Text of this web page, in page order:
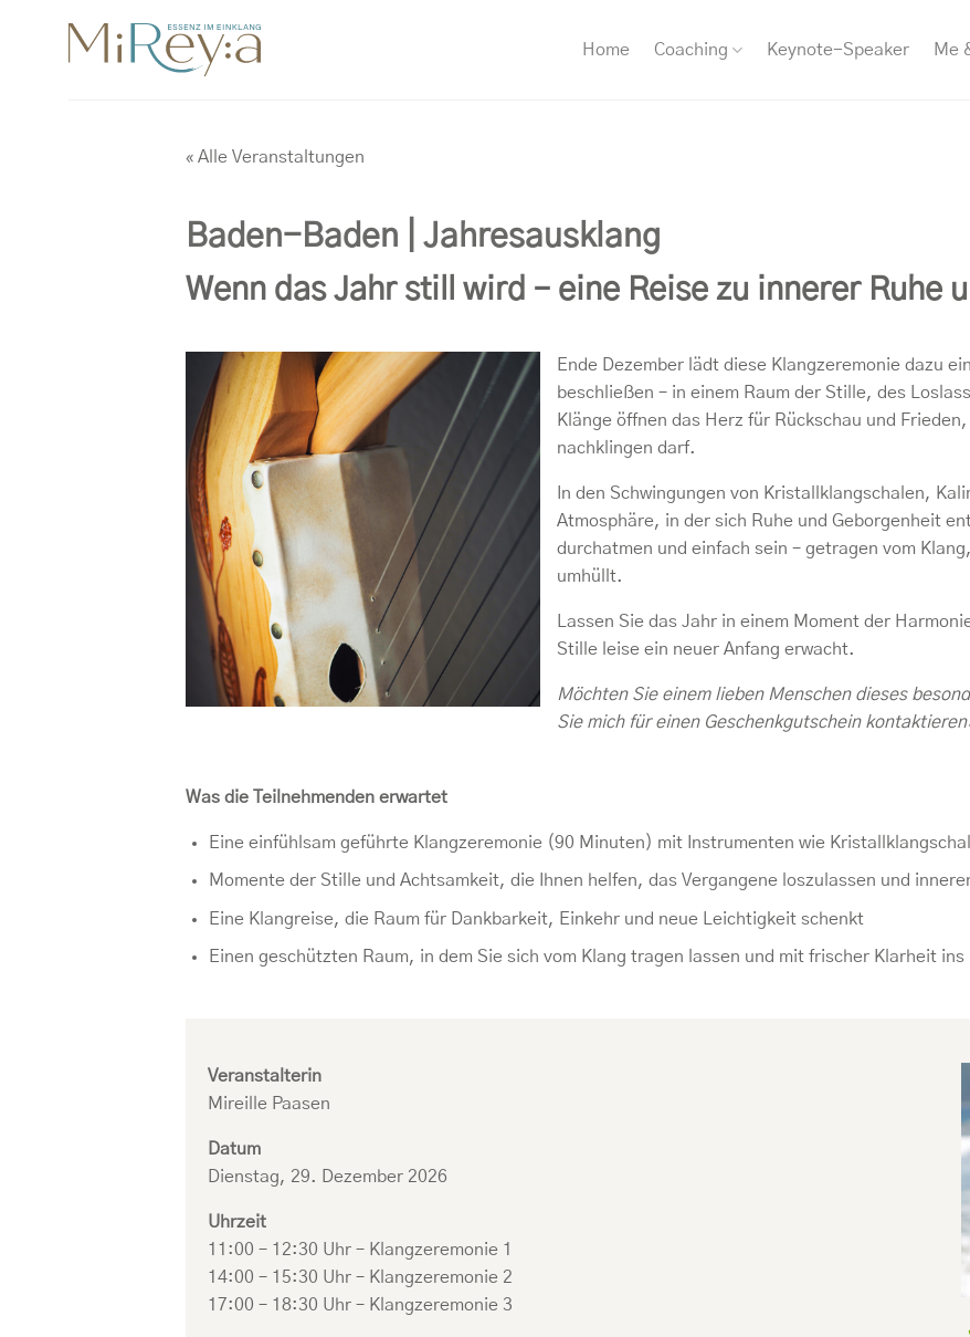
Home Coaching Keynote-Speaker Me
« Alle Veranstaltungen
Baden-Baden | Jahresausklang
Wenn das Jahr still wird – eine Reise zu innerer Ruhe
Ende Dezember lädt diese Klangzeremonie dazu
beschließen – in einem Raum der Stille, des
Klänge öffnen das Herz für Rückschau und
nachklingen darf.
In den Schwingungen von Kristallklangschalen,
Atmosphäre, in der sich Ruhe und Geborgenheit
durchatmen und einfach sein – getragen vom
umhüllt.
Lassen Sie das Jahr in einem Moment der
Stille leise ein neuer Anfang erwacht.
Möchten Sie einem lieben Menschen dieses
Sie mich für einen Geschenkgutschein
Was die Teilnehmenden erwartet
Eine einfühlsam geführte Klangzeremonie (90 Minuten) mit Instrumenten wie
Momente der Stille und Achtsamkeit, die Ihnen helfen, das Vergangene loszulassen und
Eine Klangreise, die Raum für Dankbarkeit, Einkehr und neue Leichtigkeit schenkt
Einen geschützten Raum, in dem Sie sich vom Klang tragen lassen und mit frischer Klarheit
Veranstalterin
Mireille Paasen
Datum
Dienstag, 29. Dezember 2026
Uhrzeit
11:00 – 12:30 Uhr – Klangzeremonie 1
14:00 – 15:30 Uhr – Klangzeremonie 2
17:00 – 18:30 Uhr – Klangzeremonie 3